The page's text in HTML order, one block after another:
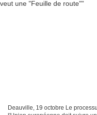
Deauville, 19 octobre Le